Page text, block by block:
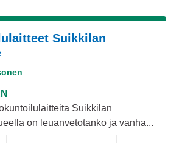
Suikkilan
Suikkilan
on leuanvetotanko ja vanha...